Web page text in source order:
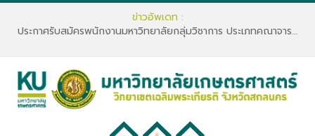
ข่าวอัพเดท :
ประกาศรับสมัครพนักงานมหาวิทยาลัยกลุ่มวิชาการ ประเภทคณาจารย์ประจำ คณะทรัพยากรธรรมชาติและอุตสาหกรรมเกษตร สังกัดภาควิชาเกษตรและทรัพยากร